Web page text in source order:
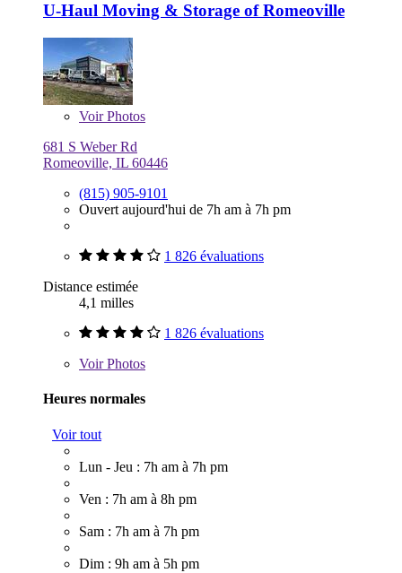
U-Haul Moving & Storage of Romeoville
VoirPhotos
681 S Weber Rd
Romeoville, IL 60446
(815) 905-9101
Ouvert aujourd'hui de 7h am à 7h pm
1 826 évaluations
Distance estimée
4,1 milles
1 826 évaluations
VoirPhotos
Heures normales
Voir tout
Lun - Jeu : 7h am à 7h pm
Ven : 7h am à 8h pm
Sam : 7h am à 7h pm
Dim : 9h am à 5h pm